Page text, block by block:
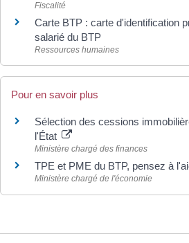
Fiscalité
Carte BTP : carte d'identification
salarié du BTP
Ressources humaines
Pour en savoir plus
Sélection des cessions
l'État
Ministère chargé des finances
TPE et PME du BTP, pensez à
Ministère chargé de l'économie